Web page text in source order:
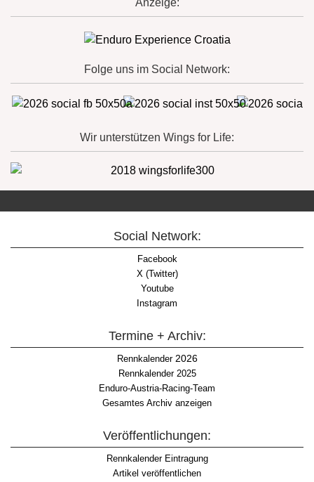
Anzeige:
Folge uns im Social Network:
Wir unterstützen Wings for Life:
Social Network:
Facebook
X (Twitter)
Youtube
Instagram
Termine + Archiv:
Rennkalender2026
Rennkalender 2025
Enduro-Austria-Racing-Team
Gesamtes Archiv anzeigen
Veröffentlichungen:
Rennkalender Eintragung
Artikel veröffentlichen